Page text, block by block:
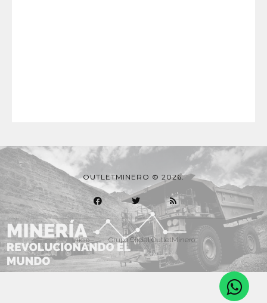
OUTLETMINERO © 2026.
Inicio Grupo Oficial OutletMinero